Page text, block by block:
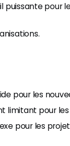
pour
pour les
limitant pour
pour les